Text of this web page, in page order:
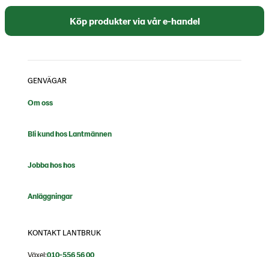
Köp produkter via vår e-handel
GENVÄGAR
Om oss
Bli kund hos Lantmännen
Jobba hos hos
Anläggningar
KONTAKT LANTBRUK
Växel:010-556 56 00